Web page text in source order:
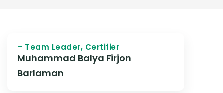
– Team Leader, Certifier
Muhammad Balya Firjon
Barlaman